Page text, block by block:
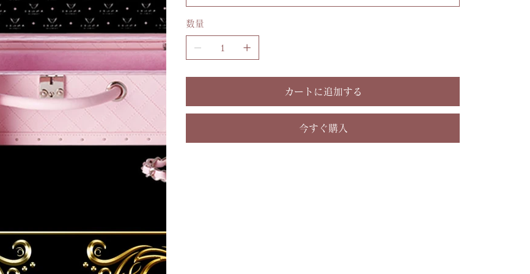
入
で
す。
数量
カートに追加する
今すぐ購入